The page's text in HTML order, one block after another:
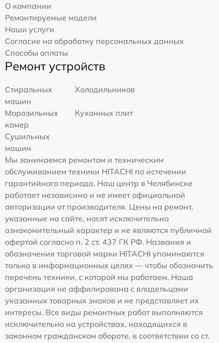
О компании
Ремонтируемые модели
Наши услуги
Согласие на обработку персональных данных
Способы оплаты
Ремонт устройств
Стиральных
машин
Холодильников
Морозильных
камер
Кухонных плит
Сушильных
машин
Мы занимаемся ремонтом и техническим
обслуживанием техники HITACHI по истечении
гарантийного периода. Наш центр в Челябинске
работает независимо и не имеет официальной
авторизации от производителя. Цены на ремонт,
указанные на сайте, носят исключительно
ознакомительный характер и не являются публичной
офертой согласно п. 2 ст. 437 ГК РФ. Названия и
обозначения торговой марки HITACHI упоминаются
только в информационных целях — чтобы обозначить
перечень техники, с которой мы работаем. Наша
организация не аффилирована с владельцами
указанных товарных знаков и не представляет их
интересы. Все виды ремонтных работ выполняются
исключительно на устройствах, находящихся в
законном гражданском обороте, в соответствии со ст.